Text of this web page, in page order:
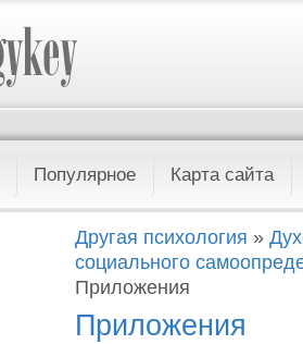
Популярное Карта сайта
Другая психология »
социального
Приложения
Приложения